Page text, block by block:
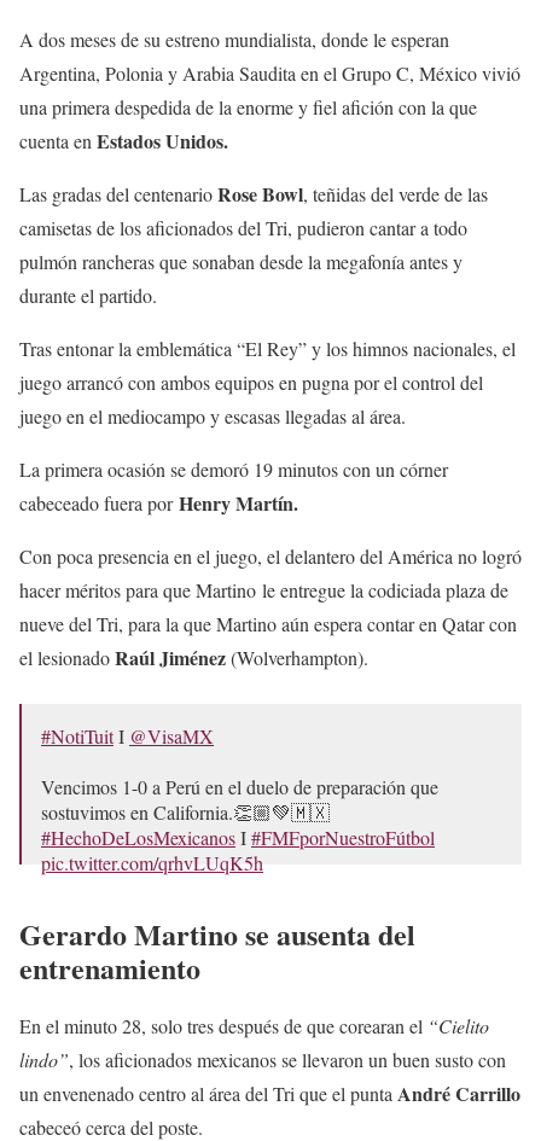
A dos meses de su estreno mundialista, donde le esperan
Argentina, Polonia y Arabia Saudita en el Grupo C, México vivió
una primera despedida de la enorme y fiel afición con la que
cuenta en Estados Unidos.
Las gradas del centenarioRose Bowl, teñidas del verde de las
camisetas de los aficionados del Tri, pudieron cantar a todo
pulmón rancheras que sonaban desde la megafonía antes y
durante el partido.
Tras entonar la emblemática “El Rey” y los himnos nacionales, el
juego arrancó con ambos equipos en pugna por el control del
juego en el mediocampo y escasas llegadas al área.
La primera ocasión se demoró 19 minutos con un córner
cabeceado fuera porHenry Martín.
Con poca presencia en el juego, el delantero del América no logró
hacer méritos para que Martino le entregue la codiciada plaza de
nueve del Tri, para la que Martino aún espera contar en Qatar con
el lesionadoRaúl Jiménez(Wolverhampton).
#NotiTuitI @VisaMX
Vencimos 1-0 a Perú en el duelo de preparación que
sostuvimos en California.👏🏼💚🇲🇽
#HechoDeLosMexicanosI#FMFporNuestroFútbol
pic.twitter.com/qrhvLUqK5h
2022
Gerardo Martino se ausenta del
entrenamiento
En el minuto 28, solo tres después de que corearan el “Cielito
lindo”, los aficionados mexicanos se llevaron un buen susto con
un envenenado centro al área del Tri que el punta André Carrillo
cabeceó cerca del poste.